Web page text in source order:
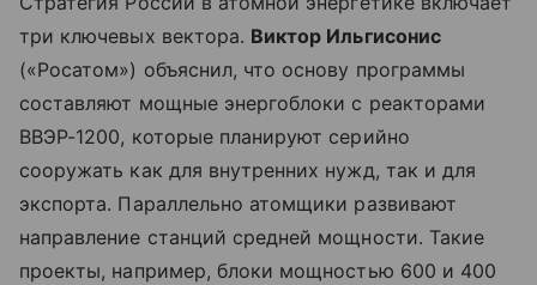
три ключевых вектора. Виктор Ильгисонис
(«Росатом») объяснил, что основу программы
составляют мощные энергоблоки с реакторами
ВВЭР-1200, которые планируют серийно
сооружать как для внутренних нужд, так и для
экспорта. Параллельно атомщики развивают
направление станций средней мощности. Такие
проекты, например, блоки мощностью 600 и 400